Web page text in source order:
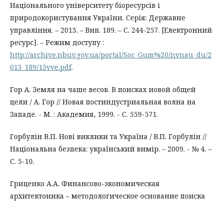
Національного університету біоресурсів і
природокористування України. Серія: Державне
управління. – 2013. – Вип. 189. – С. 244-257. [Електронний
ресурс]. – Режим доступу :
http://archive.nbuv.gov.ua/portal/Soc_Gum%20/nvnau_du/2
013_189/13vve.pdf.
Гор А. Земля на чаше весов. В поисках новой общей
цели / А. Гор // Новая постиндустриальная волна на
Западе. - М. : Академия, 1999. - С. 559-571.
Горбулін В.П. Нові виклики та Україна / В.П. Горбулін //
Національна безпека: український вимір. – 2009. - № 4. –
С. 5-10.
Гриценко А.А. Финансово-экономическая
архитектоника – методологическое основание поиска